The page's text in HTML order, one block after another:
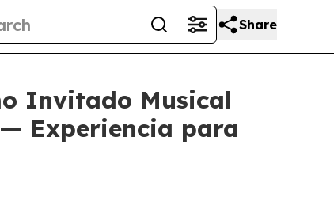
Share
Invitado Musical
Experiencia para